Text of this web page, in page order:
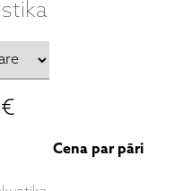
Cena par pāri